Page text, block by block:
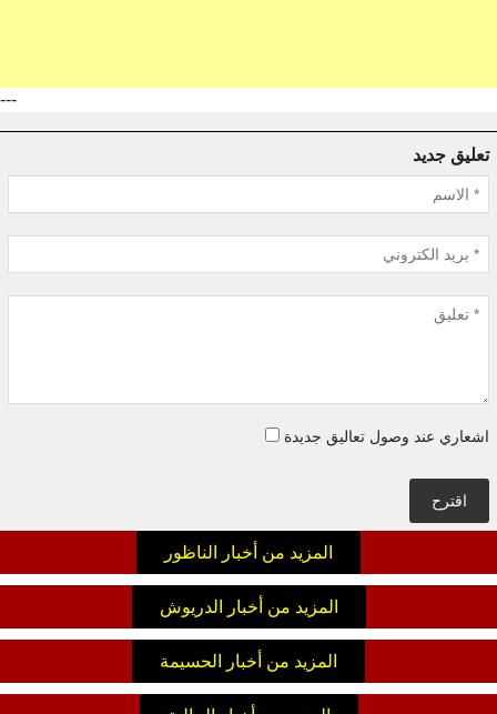
---
تعليق جديد
اشعاري عند وصول تعاليق جديدة
اقترح
المزيد من أخبار الناظور
المزيد من أخبار الدريوش
المزيد من أخبار الحسيمة